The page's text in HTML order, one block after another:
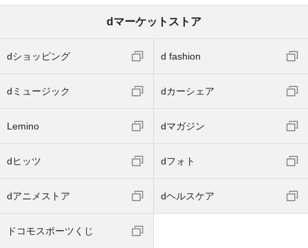
dマーケットストア
dショッピング d fashion
dミュージック dカーシェア
Lemino dマガジン
dヒッツ dフォト
dアニメストア dヘルスケア
ドコモスポーツくじ